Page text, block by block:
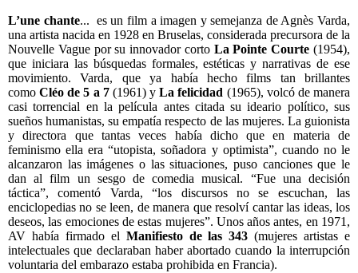
L’une chante... es un film a imagen y semejanza de Agnès Varda,
una artista nacida en 1928 en Bruselas, considerada precursora de la
Nouvelle Vague por su innovador cortoLa Pointe Courte(1954),
que iniciara las búsquedas formales, estéticas y narrativas de ese
movimiento. Varda, que ya había hecho films tan brillantes
como Cléo de 5 a 7 (1961) yLa felicidad (1965), volcó de manera
casi torrencial en la película antes citada su ideario político, sus
sueños humanistas, su empatía respecto de las mujeres. La guionista
y directora que tantas veces había dicho que en materia de
feminismo ella era “utopista, soñadora y optimista”, cuando no le
alcanzaron las imágenes o las situaciones, puso canciones que le
dan al film un sesgo de comedia musical. “Fue una decisión
táctica”, comentó Varda, “los discursos no se escuchan, las
enciclopedias no se leen, de manera que resolví cantar las ideas, los
deseos, las emociones de estas mujeres”. Unos años antes, en 1971,
AV había firmado el Manifiesto de las 343(mujeres artistas e
intelectuales que declaraban haber abortado cuando la interrupción
voluntaria del embarazo estaba prohibida en Francia).